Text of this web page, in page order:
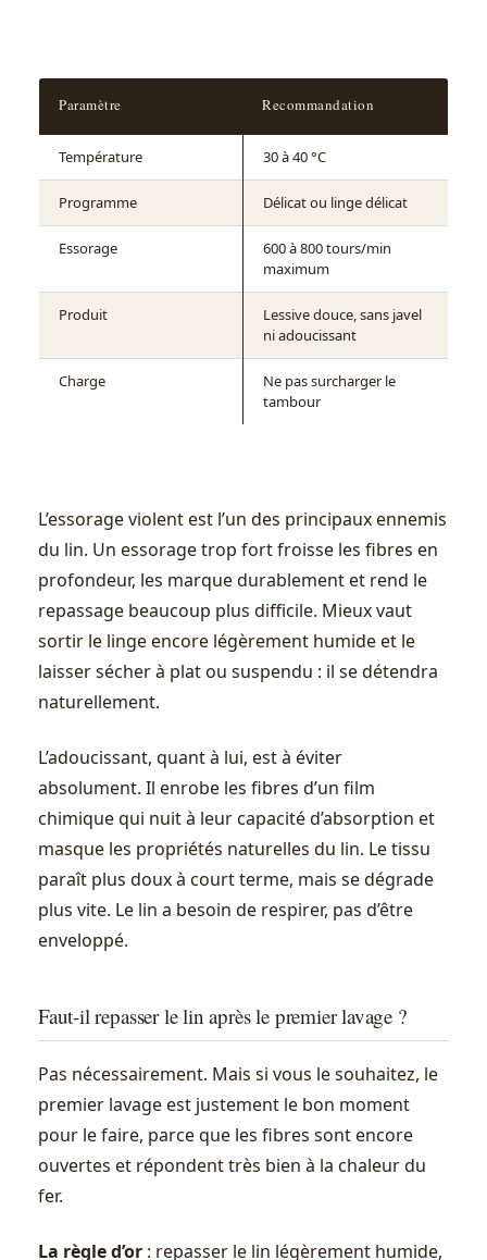
Paramètre Recommandation
Température 30 à 40 °C
Programme Délicat ou linge délicat
Essorage
600 à 800 tours/min
maximum
Produit
Lessive douce, sans javel
ni adoucissant
Charge
Ne pas surcharger le
tambour
L’essorage violent est l’un des principaux ennemis
du lin. Un essorage trop fort froisse les fibres en
profondeur, les marque durablement et rend le
repassage beaucoup plus difficile. Mieux vaut
sortir le linge encore légèrement humide et le
laisser sécher à plat ou suspendu : il se détendra
naturellement.
L’adoucissant, quant à lui, est à éviter
absolument. Il enrobe les fibres d’un film
chimique qui nuit à leur capacité d’absorption et
masque les propriétés naturelles du lin. Le tissu
paraît plus doux à court terme, mais se dégrade
plus vite. Le lin a besoin de respirer, pas d’être
enveloppé.
Faut-il repasser le lin après le premier lavage ?
Pas nécessairement. Mais si vous le souhaitez, le
premier lavage est justement le bon moment
pour le faire, parce que les fibres sont encore
ouvertes et répondent très bien à la chaleur du
fer.
La règle d’or : repasser le lin légèrement humide,